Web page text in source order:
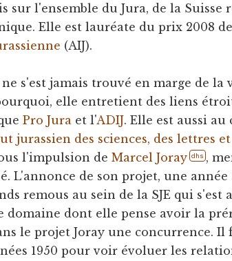
sur l'ensemble du Jura, de la Suisse
Elle est lauréate du prix 2008
(AIJ).
ne s'est jamais trouvé en marge de
elle entretient des liens
Pro Jura et l'ADIJ. Elle est aussi
jurassien des sciences, des lettres et
l'impulsion deMarcel Joray dhs ,
L'annonce de son projet, une
remous au sein de la SJE qui s'est
domaine dont elle pense avoir la
le projet Joray une concurrence. Il
1950 pour voir évoluer les